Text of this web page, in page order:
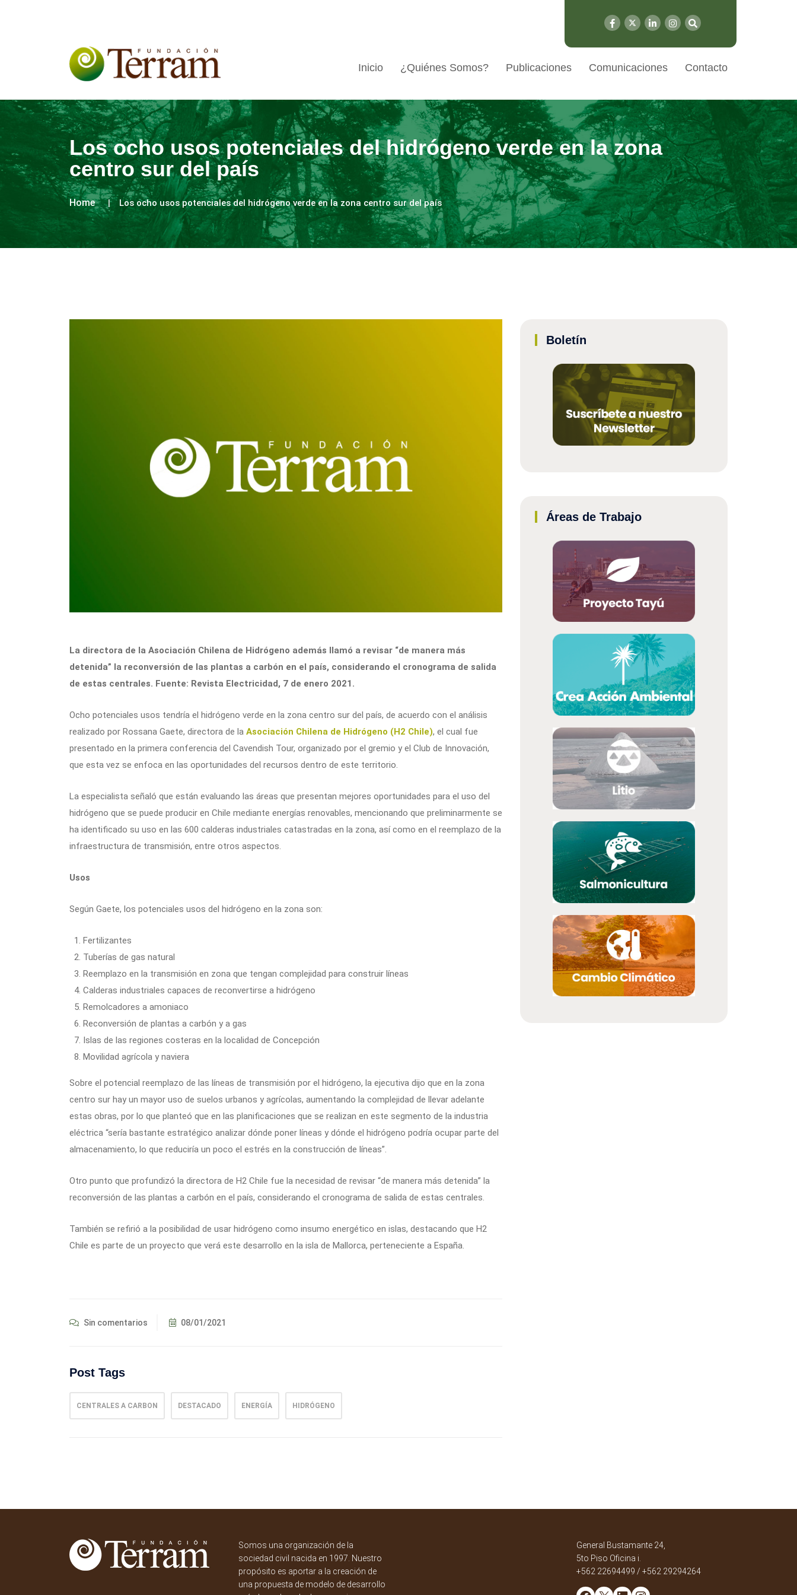
Inicio ¿Quiénes Somos? Publicaciones Comunicaciones Contacto
Los ocho usos potenciales del hidrógeno verde en la zona
centro sur del país
Home Los ocho usos potenciales del hidrógeno verde en la zona centro sur del país
La directora de la Asociación Chilena de Hidrógeno además llamó a revisar “de manera más
detenida” la reconversión de las plantas a carbón en el país, considerando el cronograma de salida
de estas centrales. Fuente: Revista Electricidad, 7 de enero 2021.
Ocho potenciales usos tendría el hidrógeno verde en la zona centro sur del país, de acuerdo con el análisis
realizado por Rossana Gaete, directora de la Asociación Chilena de Hidrógeno (H2 Chile), el cual fue
presentado en la primera conferencia del Cavendish Tour, organizado por el gremio y el Club de Innovación,
que esta vez se enfoca en las oportunidades del recursos dentro de este territorio.
La especialista señaló que están evaluando las áreas que presentan mejores oportunidades para el uso del
hidrógeno que se puede producir en Chile mediante energías renovables, mencionando que preliminarmente se
ha identificado su uso en las 600 calderas industriales catastradas en la zona, así como en el reemplazo de la
infraestructura de transmisión, entre otros aspectos.
Usos
Según Gaete, los potenciales usos del hidrógeno en la zona son:
Fertilizantes
Tuberías de gas natural
Reemplazo en la transmisión en zona que tengan complejidad para construir líneas
Calderas industriales capaces de reconvertirse a hidrógeno
Remolcadores a amoniaco
Reconversión de plantas a carbón y a gas
Islas de las regiones costeras en la localidad de Concepción
Movilidad agrícola y naviera
Sobre el potencial reemplazo de las líneas de transmisión por el hidrógeno, la ejecutiva dijo que en la zona
centro sur hay un mayor uso de suelos urbanos y agrícolas, aumentando la complejidad de llevar adelante
estas obras, por lo que planteó que en las planificaciones que se realizan en este segmento de la industria
eléctrica “sería bastante estratégico analizar dónde poner líneas y dónde el hidrógeno podría ocupar parte del
almacenamiento, lo que reduciría un poco el estrés en la construcción de líneas”.
Otro punto que profundizó la directora de H2 Chile fue la necesidad de revisar “de manera más detenida” la
reconversión de las plantas a carbón en el país, considerando el cronograma de salida de estas centrales.
También se refirió a la posibilidad de usar hidrógeno como insumo energético en islas, destacando que H2
Chile es parte de un proyecto que verá este desarrollo en la isla de Mallorca, perteneciente a España.
Sin comentarios 08/01/2021
Post Tags
CENTRALES A CARBON DESTACADO ENERGÍA HIDRÓGENO
Boletín
Áreas de Trabajo
Somos una organización de la
sociedad civil nacida en 1997. Nuestro
propósito es aportar a la creación de
una propuesta de modelo de desarrollo
General Bustamante 24,
5to Piso Oficina i.
+562 22694499 / +562 29294264